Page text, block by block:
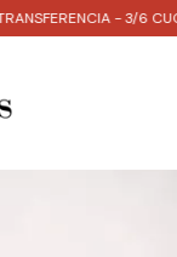
- 3/6 CUOTAS SIN